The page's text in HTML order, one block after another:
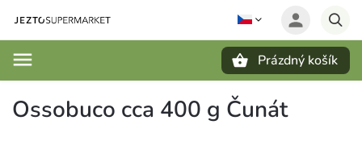
Prázdný košík
Ossobuco cca 400 g Čunát